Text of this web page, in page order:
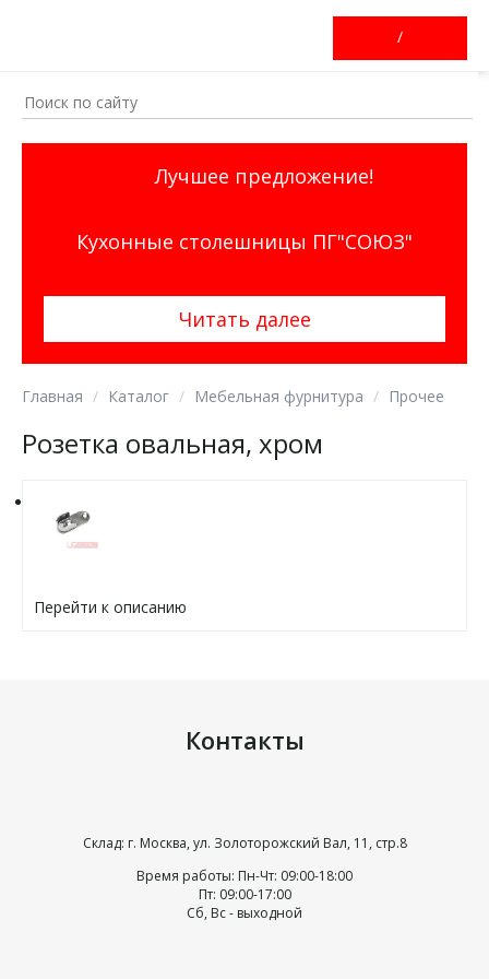
/
Лучшее предложение!
Кухонные столешницы ПГ"СОЮЗ"
Читать далее
Главная Каталог Мебельная фурнитура Прочее
Розетка овальная, хром
Перейти к описанию
Контакты
Склад: г. Москва, ул. Золоторожский Вал, 11, стр.8
Время работы: Пн-Чт: 09:00-18:00
Пт: 09:00-17:00
Сб, Вс - выходной